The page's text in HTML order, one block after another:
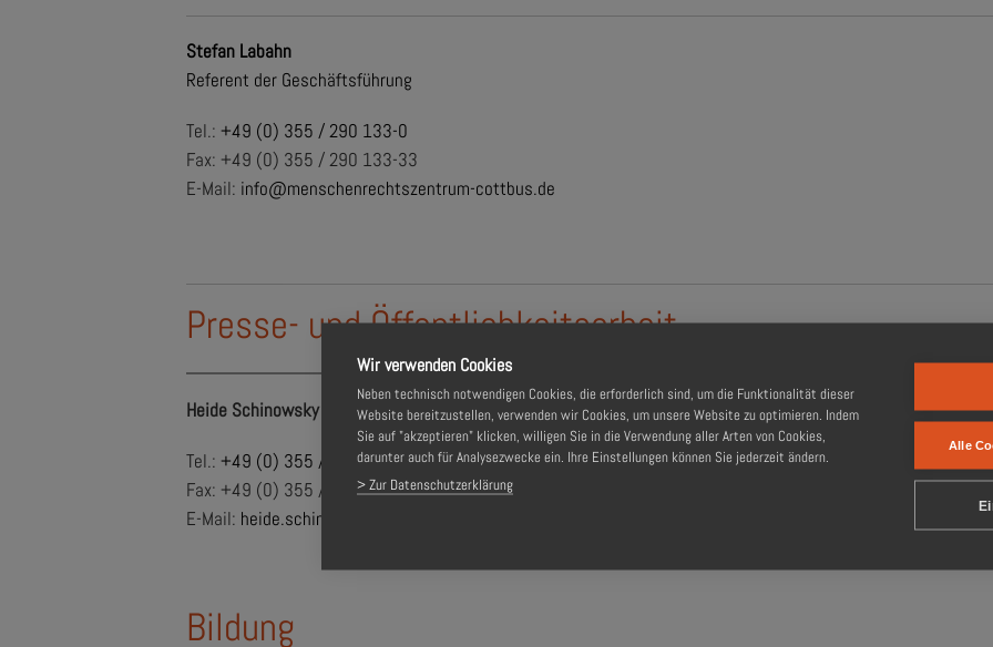
Stefan Labahn
Referent der Geschäftsführung
Tel.: +49 (0) 355 / 290 133-0
Fax: +49 (0) 355 / 290 133-33
E-Mail: info@menschenrechtszentrum-cottbus.de
Presse- und Öffentlichkeitsarbeit
Heide Schinowsky
Tel.: +49 (0) 355 / 290 133-0
Fax: +49 (0) 355 / 290 133-33
E-Mail: heide.schinowsky@menschenrechtszentrum-cottbus.de
Bildung
Wir verwenden Cookies
Neben technisch notwendigen Cookies, die erforderlich sind, um die Funktionalität dieser
Website bereitzustellen, verwenden wir Cookies, um unsere Website zu optimieren. Indem
Sie auf "akzeptieren" klicken, willigen Sie in die Verwendung aller Arten von Cookies,
darunter auch für Analysezwecke ein. Ihre Einstellungen können Sie jederzeit ändern.
> Zur Datenschutzerklärung
Alle